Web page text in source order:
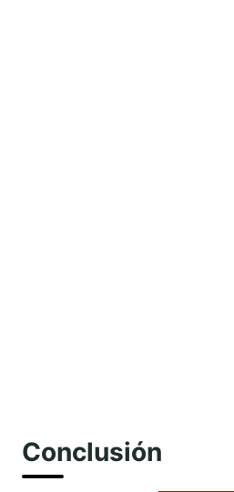
Conclusión